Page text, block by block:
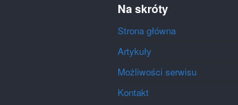
Na skróty
Strona główna
Artykuły
Możliwości serwisu
Kontakt